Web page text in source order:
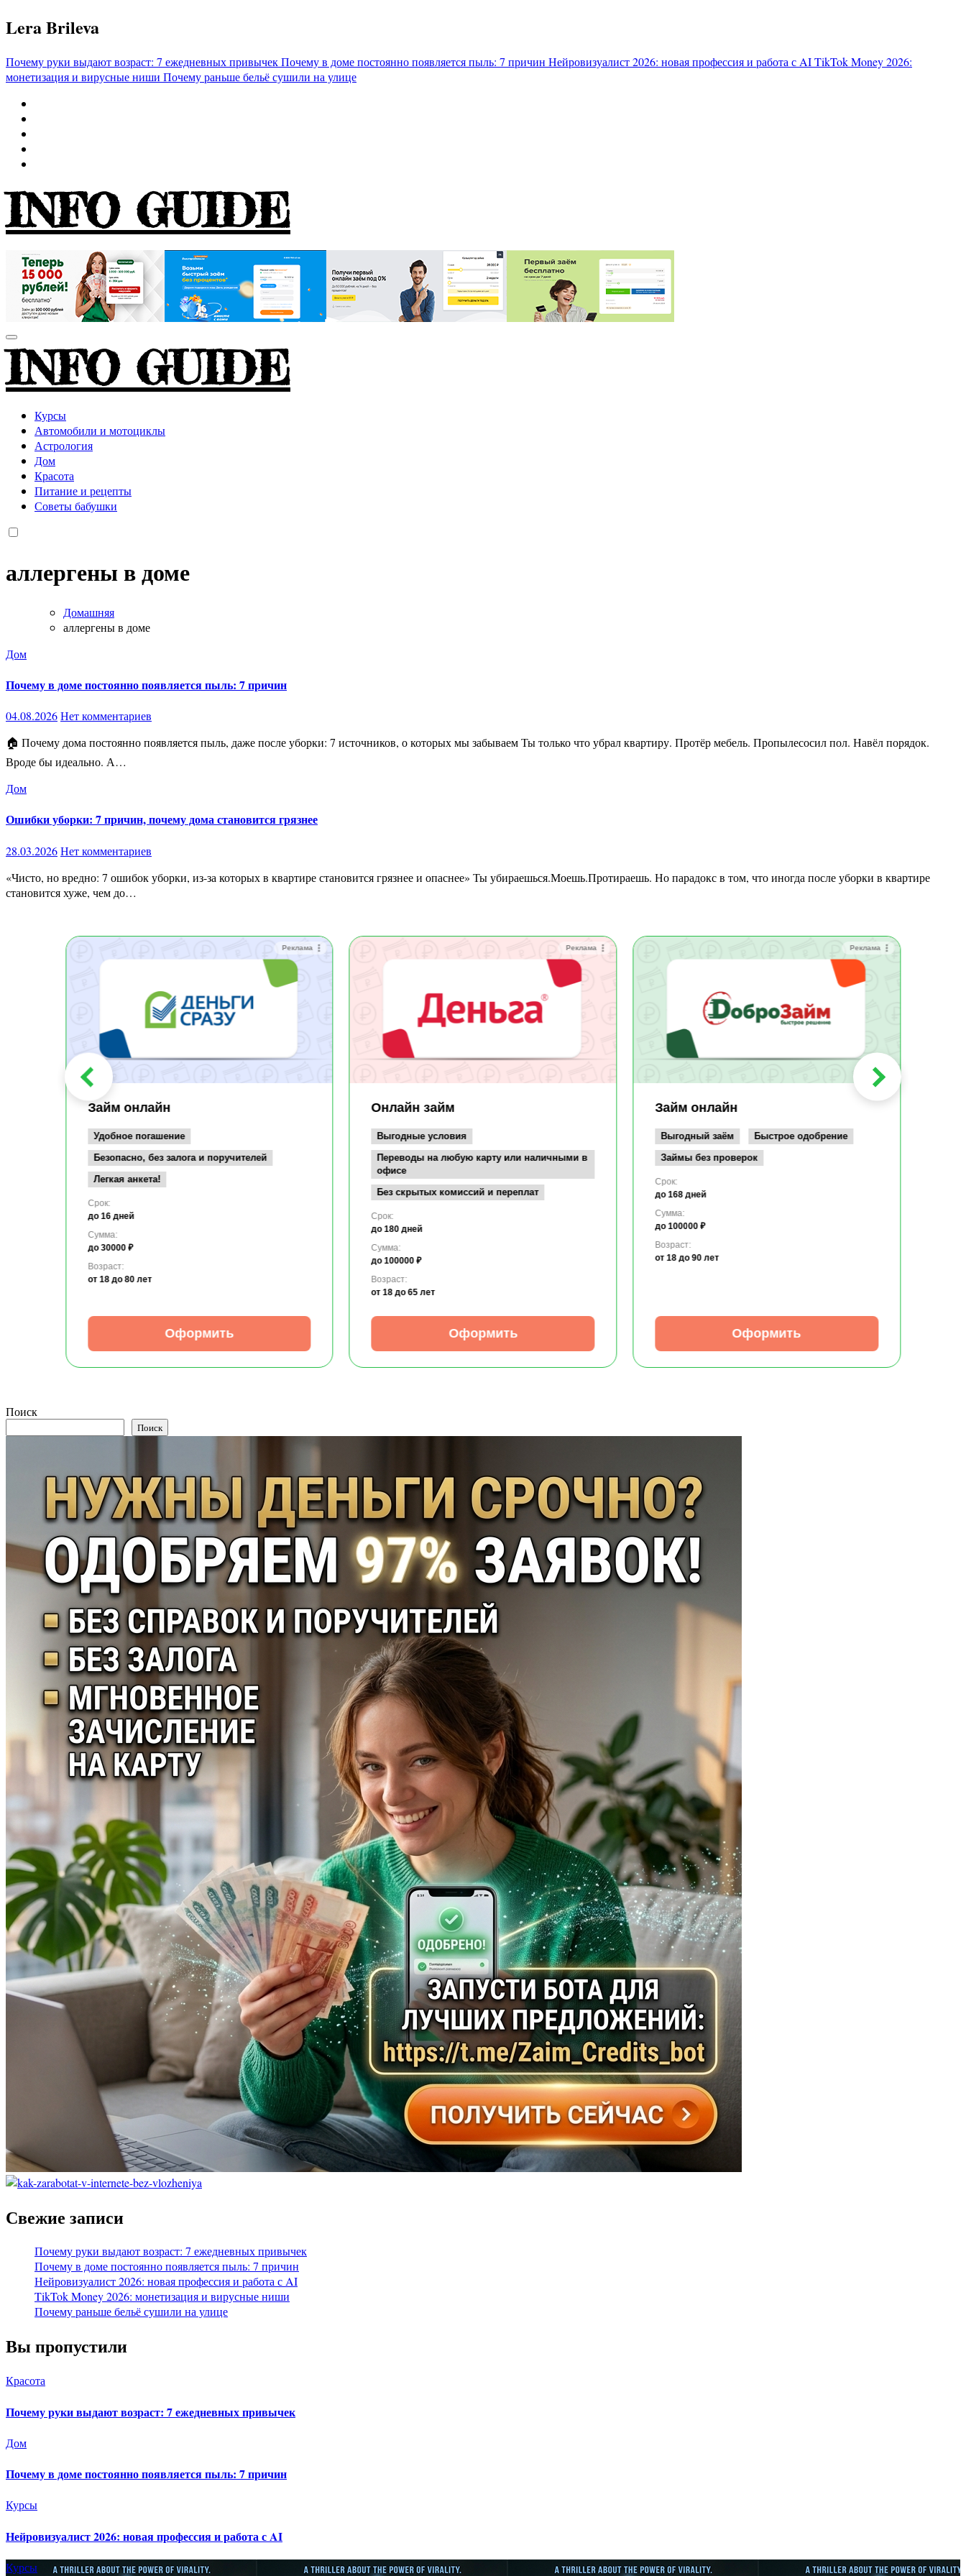
Перейти
к
Lera Brileva
Почему руки выдают возраст: 7 ежедневных привычекПочему в доме постоянно появляется пыль: 7 причин Нейровизуалист 2026: новая профессия и работа с AITikTok Money 2026:
монетизация и вирусные ниши Почему раньше бельё сушили на улице
INFO GUIDE
INFO GUIDE
Курсы
Автомобили и мотоциклы
Астрология
Дом
Красота
Питание и рецепты
Советы бабушки
аллергены в доме
Домашняя
аллергены в доме
Дом
Почему в доме постоянно появляется пыль: 7 причин
04.08.2026Нет комментариев
🏠 Почему дома постоянно появляется пыль, даже после уборки: 7 источников, о которых мы забываем Ты только что убрал квартиру. Протёр мебель. Пропылесосил пол. Навёл порядок.
Вроде бы идеально. А…
Дом
Ошибки уборки: 7 причин, почему дома становится грязнее
28.03.2026Нет комментариев
«Чисто, но вредно: 7 ошибок уборки, из-за которых в квартире становится грязнее и опаснее» Ты убираешься.Моешь.Протираешь. Но парадокс в том, что иногда после уборки в квартире
становится хуже, чем до…
Реклама
Займ онлайн
Удобное погашение
Безопасно, без залога и поручителей
Легкая анкета!
Срок:
до 16 дней
Сумма:
до 30000 ₽
Возраст:
от 18 до 80 лет
Оформить
Реклама
Онлайн займ
Выгодные условия
Переводы на любую карту или наличными в
офисе
Без скрытых комиссий и переплат
Срок:
до 180 дней
Сумма:
до 100000 ₽
Возраст:
от 18 до 65 лет
Оформить
Реклама
Займ онлайн
Выгодный заём
Быстрое одобрение
Займы без проверок
Срок:
до 168 дней
Сумма:
до 100000 ₽
Возраст:
от 18 до 90 лет
Оформить
Поиск
Поиск
Свежие записи
Почему руки выдают возраст: 7 ежедневных привычек
Почему в доме постоянно появляется пыль: 7 причин
Нейровизуалист 2026: новая профессия и работа с AI
TikTok Money 2026: монетизация и вирусные ниши
Почему раньше бельё сушили на улице
Вы пропустили
Красота
Почему руки выдают возраст: 7 ежедневных привычек
Дом
Почему в доме постоянно появляется пыль: 7 причин
Курсы
Нейровизуалист 2026: новая профессия и работа с AI
Курсы